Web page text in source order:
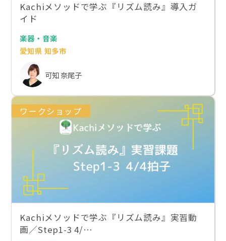
Kachiメソッドで学ぶ『リズム読み』導入ガ
イド
楽器・音楽
愛知県 知多市
可知 奈尾子
ワークショップ
Kachiメソッドで学ぶ『リズム読み』実習動
画／Step1-3 4/…